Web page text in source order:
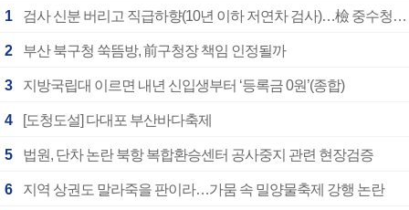
1 검사 신분 버리고 직급하향(10년 이하 저연차 검사)…檢 중수청행 기피
2 부산 북구청 쑥뜸방, 前구청장 책임 인정될까
3 지방국립대 이르면 내년 신입생부터 ‘등록금 0원’(종합)
4 [도청도설] 다대포 부산바다축제
5 법원, 단차 논란 북항 복합환승센터 공사중지 관련 현장검증
6 지역 상권도 말라죽을 판이라…가뭄 속 밀양물축제 강행 논란